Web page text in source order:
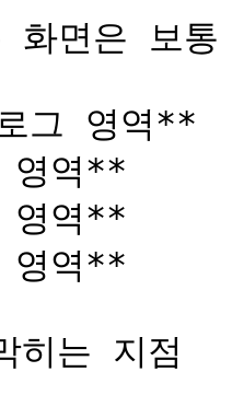
화면은 보
그 영역**
영역**
영역**
영역**
는 지점